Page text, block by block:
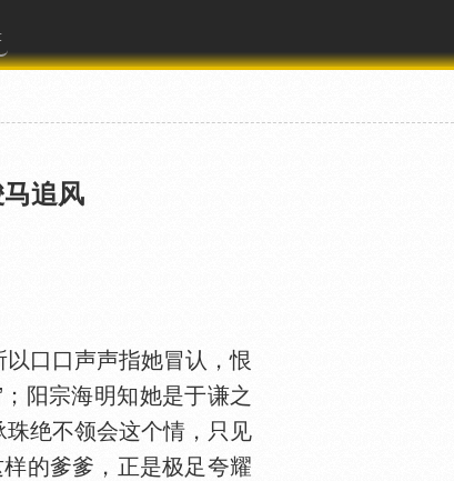
追风
口口声声指她冒认，恨
阳宗海明知她是于谦之
绝不领会这个情，只见
的爹爹，正是极足夸耀